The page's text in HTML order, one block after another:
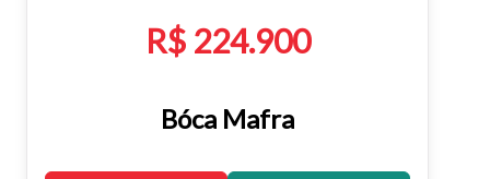
R$ 224.900
Bóca Mafra